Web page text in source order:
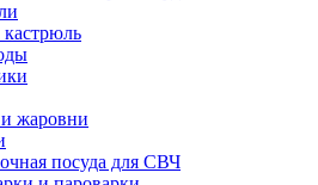
жаровни
посуда для СВЧ